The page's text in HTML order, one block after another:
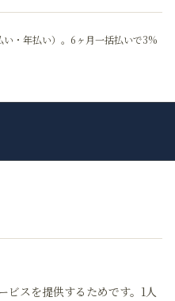
・年払い）。6ヶ月一括払いで3%
ビスを提供するためです。1人